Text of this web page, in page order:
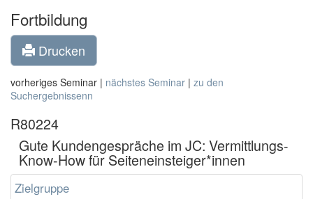
Fortbildung
Drucken
vorheriges Seminar | nächstes Seminar | zu den
Suchergebnissenn
R80224
Gute Kundengespräche im JC: Vermittlungs-
Know-How für Seiteneinsteiger*innen
Zielgruppe